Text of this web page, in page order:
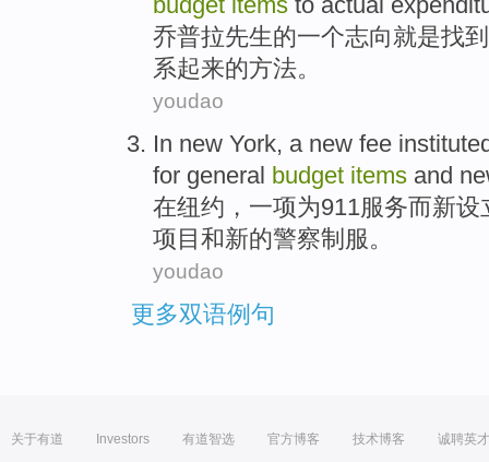
乔普拉先生的一个志向就是找到
系起来的方法。
youdao
In new York, a new fee
for general budget items and
在纽约 ， 一项为911服务而新设
项目和新的警察制服。
youdao
更多双语例句
关于有道 Investors 有道智选 官方博客 技术博客 诚聘英才